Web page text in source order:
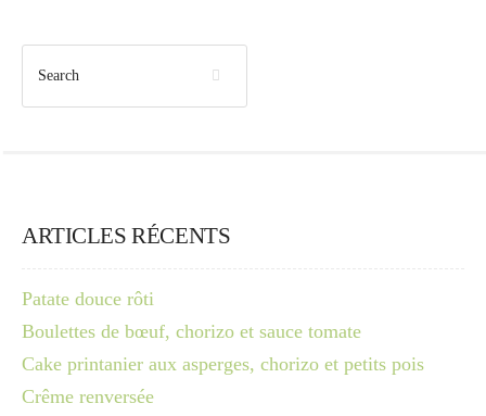
ARTICLES RÉCENTS
Patate douce rôti
Boulettes de bœuf, chorizo et sauce tomate
Cake printanier aux asperges, chorizo et petits pois
Crême renversée